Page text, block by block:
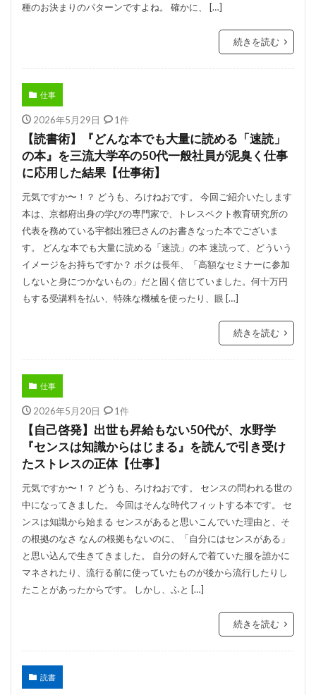
種のお決まりのパターンですよね。 確かに、 […]
続きを読む
仕事
2026年5月29日 1件
【読書術】『どんな本でも大量に読める「速読」
の本』を三流大学卒の50代一般社員が泥臭く仕事
に応用した結果【仕事術】
元気ですか〜！？ どうも、ろけねおです。 今回ご紹介いたします
本は、京都府出身の学びの専門家で、トレスペクト教育研究所の
代表を務めている宇都出雅巳さんのお書きなった本でございま
す。 どんな本でも大量に読める「速読」の本 速読って、どういう
イメージをお持ちですか？ ボクは長年、「高額なセミナーに参加
しないと身につかないもの」だと固く信じていました。何十万円
もする受講料を払い、特殊な機械を使ったり、眼 […]
続きを読む
仕事
2026年5月20日 1件
【自己啓発】出世も昇給もない50代が、水野学
『センスは知識からはじまる』を読んで引き受け
たストレスの正体【仕事】
元気ですか〜！？ どうも、ろけねおです。 センスの問われる世の
中になってきました。 今回はそんな時代フィットする本です。 セ
ンスは知識から始まる センスがあると思いこんでいた理由と、そ
の根拠のなさ なんの根拠もないのに、「自分にはセンスがある」
と思い込んで生きてきました。 自分の好んで着ていた服を誰かに
マネされたり、流行る前に使っていたものが後から流行したりし
たことがあったからです。 しかし、ふと […]
続きを読む
読書